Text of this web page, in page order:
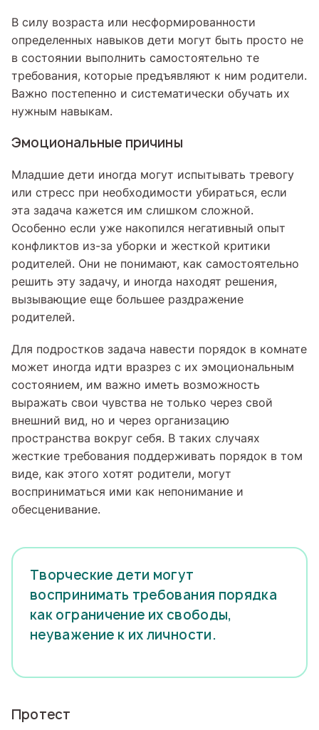
В силу возраста или несформированности
определенных навыков дети могут быть просто не
в состоянии выполнить самостоятельно те
требования, которые предъявляют к ним родители.
Важно постепенно и систематически обучать их
нужным навыкам.
Эмоциональные причины
Младшие дети иногда могут испытывать тревогу
или стресс при необходимости убираться, если
эта задача кажется им слишком сложной.
Особенно если уже накопился негативный опыт
конфликтов из-за уборки и жесткой критики
родителей. Они не понимают, как самостоятельно
решить эту задачу, и иногда находят решения,
вызывающие еще большее раздражение
родителей.
Для подростков задача навести порядок в комнате
может иногда идти вразрез с их эмоциональным
состоянием, им важно иметь возможность
выражать свои чувства не только через свой
внешний вид, но и через организацию
пространства вокруг себя. В таких случаях
жесткие требования поддерживать порядок в том
виде, как этого хотят родители, могут
восприниматься ими как непонимание и
обесценивание.
Творческие дети могут
воспринимать требования порядка
как ограничение их свободы,
неуважение к их личности.
Протест